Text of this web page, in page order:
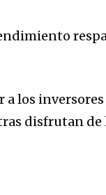
los
disfrutan